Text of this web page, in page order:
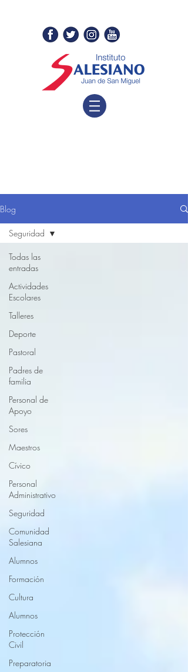
Blog
Todas las
entradas
Actividades
Escolares
Talleres
Deporte
Pastoral
Padres de
familia
Personal de
Apoyo
Sores
Maestros
Cívico
Personal
Administrativo
Seguridad
Comunidad
Salesiana
Alumnos
Formación
Cultura
Alumnos
Protección
Civil
Preparatoria
Seguridad